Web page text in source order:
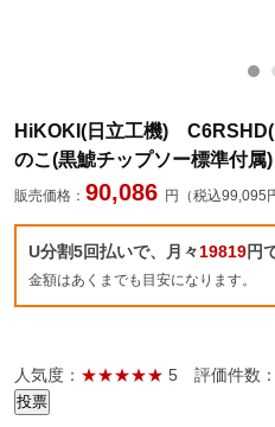
HiKOKI(日立工機)
のこ(黒鯱チップソー標準付属)
販売価格： 90,086 円（税込99,095
U分割5回払いで、月々19819円
金額はあくまでも目安になります。
人気度： ★★★★★ 5 評価件数